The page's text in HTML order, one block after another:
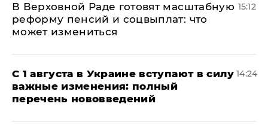
В Верховной Раде готовят масштабную
реформу пенсий и соцвыплат: что
может измениться
15:12
С 1 августа в Украине вступают в силу
важные изменения: полный
перечень нововведений
14:24